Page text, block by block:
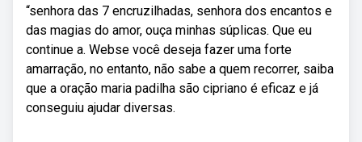
“senhora das 7 encruzilhadas, senhora dos encantos e
das magias do amor, ouça minhas súplicas. Que eu
continue a. Webse você deseja fazer uma forte
amarração, no entanto, não sabe a quem recorrer, saiba
que a oração maria padilha são cipriano é eficaz e já
conseguiu ajudar diversas.